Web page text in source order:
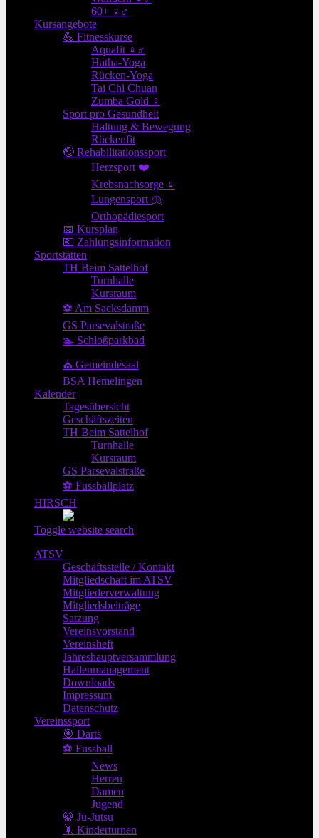
60+ ♀♂
Kursangebote
💪 Fitnesskurse
Aquafit ♀♂
Hatha-Yoga
Rücken-Yoga
Tai Chi Chuan
Zumba Gold ♀
Sport pro Gesundheit
Haltung & Bewegung
Rückenfit
🤕 Rehabilitationssport
Herzsport ❤️
Krebsnachsorge ♀
Lungensport 🫁
Orthopädiesport
📅 Kursplan
💶 Zahlungsinformation
Sportstätten
TH Beim Sattelhof
Turnhalle
Kursraum
⚽ Am Sacksdamm
GS Parsevalstraße
🏊 Schloßparkbad
⛪ Gemeindesaal
BSA Hemelingen
Kalender
Tagesübersicht
Geschäftszeiten
TH Beim Sattelhof
Turnhalle
Kursraum
GS Parsevalstraße
⚽ Fussballplatz
HIRSCH
Toggle website search
ATSV
Geschäftsstelle / Kontakt
Mitgliedschaft im ATSV
Mitgliederverwaltung
Mitgliedsbeiträge
Satzung
Vereinsvorstand
Vereinsheft
Jahreshauptversammlung
Hallenmanagement
Downloads
Impressum
Datenschutz
Vereinssport
🎯 Darts
⚽ Fussball
News
Herren
Damen
Jugend
🥋 Ju-Jutsu
🤸 Kinderturnen